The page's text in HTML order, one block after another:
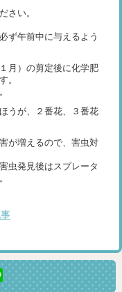
さい。
ず午前中に与えるよう
月）の剪定後に化学肥
。
うが、２番花、３番花
が増えるので、害虫対
虫発見後はスプレータ
Line